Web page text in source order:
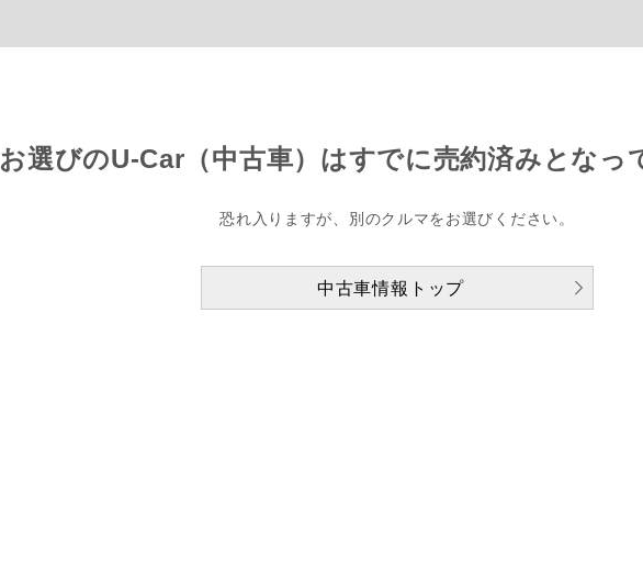
お選びのU-Car（中古車）はすでに売約済みとなっ
恐れ入りますが、別のクルマをお選びください。
中古車情報トップ